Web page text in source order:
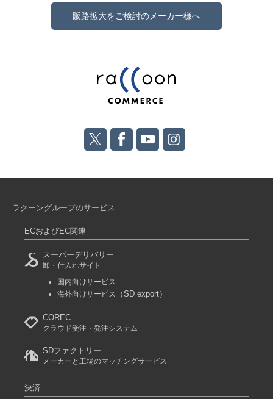
販路拡大をご検討のメーカー様へ
ラクーングループのサービス
ECおよびEC関連
スーパーデリバリー
卸・仕入れサイト
国内向けサービス
海外向けサービス
（SD export）
COREC
クラウド受注・発注システム
SDファクトリー
メーカーと工場のマッチングサービス
決済